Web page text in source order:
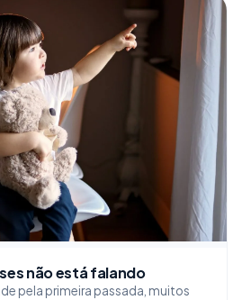
não está falando
pela primeira passada, muitos